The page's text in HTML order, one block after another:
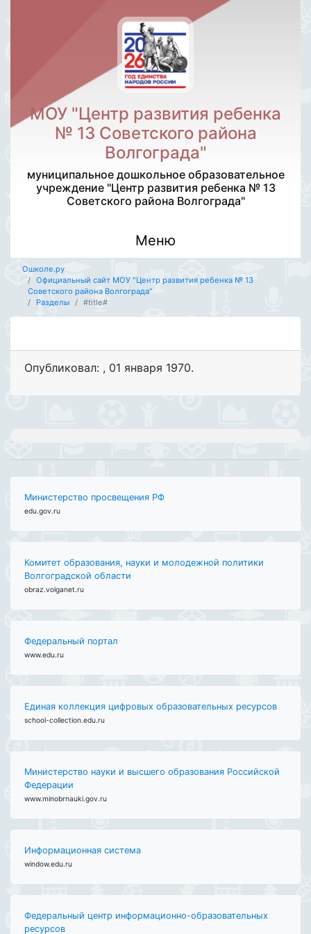
МОУ "Центр развития ребенка
№ 13 Советского района
Волгограда"
муниципальное дошкольное образовательное
учреждение "Центр развития ребенка № 13
Советского района Волгограда"
Меню
Ошколе.ру
Официальный сайт МОУ "Центр развития ребенка № 13
Советского района Волгограда"
Разделы
#title#
Опубликовал: , 01 января 1970.
Министерство просвещения РФ
edu.gov.ru
Комитет образования, науки и молодежной политики
Волгоградской области
obraz.volganet.ru
Федеральный портал
www.edu.ru
Единая коллекция цифровых образовательных ресурсов
school-collection.edu.ru
Министерство науки и высшего образования Российской
Федерации
www.minobrnauki.gov.ru
Информационная система
window.edu.ru
Федеральный центр информационно-образовательных
ресурсов